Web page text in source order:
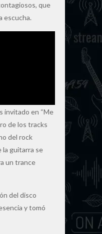
que
escucha.
invitado en “Me
de los tracks
del rock
la guitarra se
un trance
del disco
y tomó